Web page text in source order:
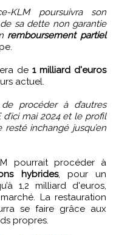
KLM poursuivra son
sa dette non garantie
remboursement partiel
de 1 milliard d'euros
actuel.
procéder à d’autres
mai 2024 et le profil
inchangé jusqu’en
pourrait procéder à
hybrides, pour un
1,2 milliard d'euros,
La restauration
se faire grâce aux
propres.